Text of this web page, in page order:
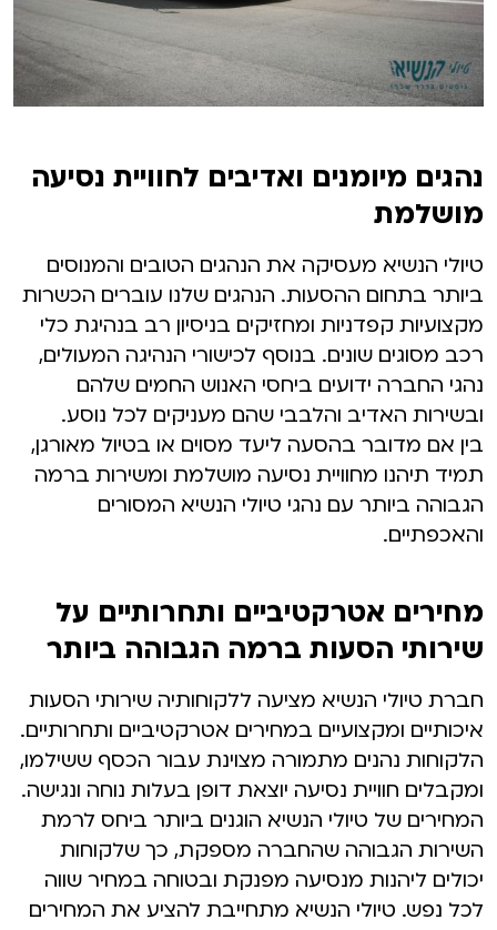
נהגים מיומנים ואדיבים לחוויית נסיעה
מושלמת
טיולי הנשיא מעסיקה את הנהגים הטובים והמנוסים
ביותר בתחום ההסעות. הנהגים שלנו עוברים הכשרות
מקצועיות קפדניות ומחזיקים בניסיון רב בנהיגת כלי
רכב מסוגים שונים. בנוסף לכישורי הנהיגה המעולים,
נהגי החברה ידועים ביחסי האנוש החמים שלהם
ובשירות האדיב והלבבי שהם מעניקים לכל נוסע.
בין אם מדובר בהסעה ליעד מסוים או בטיול מאורגן,
תמיד תיהנו מחוויית נסיעה מושלמת ומשירות ברמה
הגבוהה ביותר עם נהגי טיולי הנשיא המסורים
והאכפתיים.
מחירים אטרקטיביים ותחרותיים על
שירותי הסעות ברמה הגבוהה ביותר
חברת טיולי הנשיא מציעה ללקוחותיה שירותי הסעות
איכותיים ומקצועיים במחירים אטרקטיביים ותחרותיים.
הלקוחות נהנים מתמורה מצוינת עבור הכסף ששילמו,
ומקבלים חוויית נסיעה יוצאת דופן בעלות נוחה ונגישה.
המחירים של טיולי הנשיא הוגנים ביותר ביחס לרמת
השירות הגבוהה שהחברה מספקת, כך שלקוחות
יכולים ליהנות מנסיעה מפנקת ובטוחה במחיר שווה
לכל נפש. טיולי הנשיא מתחייבת להציע את המחירים